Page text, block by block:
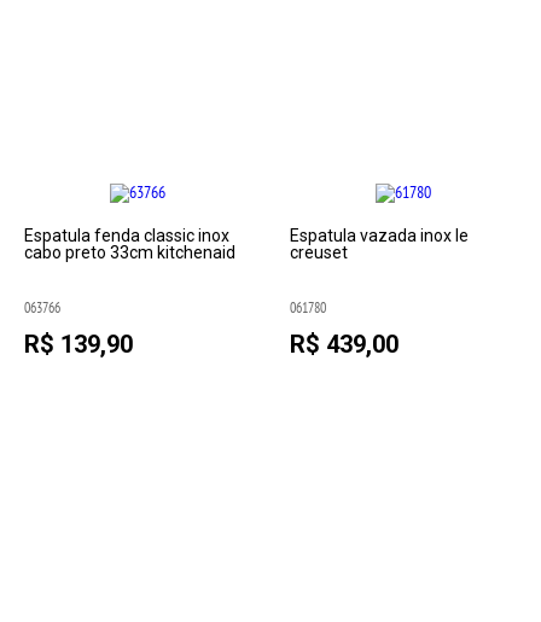
Espatula fenda classic inox
cabo preto 33cm kitchenaid
063766
R$ 139,90
Espatula vazada inox le
creuset
061780
R$ 439,00